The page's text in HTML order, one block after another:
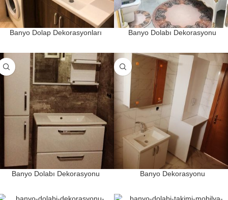
Banyo Dolap Dekorasyonları Banyo Dolabı Dekorasyonu
Banyo Dolabı Dekorasyonu Banyo Dekorasyonu